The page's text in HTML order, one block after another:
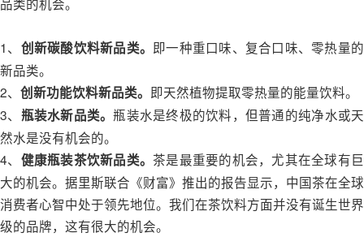
1、 创新碳酸饮料新品类。 即一种重口味、复合口味、零热量的
新品类。
2、 创新功能饮料新品类。 即天然植物提取零热量的能量饮料。
3、 瓶装水新品类。瓶装水是终极的饮料，但普通的纯净水或天
然水是没有机会的。
4、 健康瓶装茶饮新品类。茶是最重要的机会，尤其在全球有巨
大的机会。据里斯联合《财富》推出的报告显示，中国茶在全球
消费者心智中处于领先地位。我们在茶饮料方面并没有诞生世界
级的品牌，这有很大的机会。